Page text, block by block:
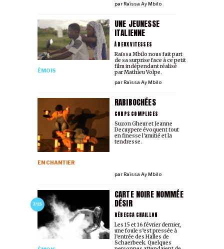
parRaïssa Ay Mbilo
UNE JEUNESSE
ITALIENNE
À DEUX VITESSES
ÉMOIS
parRaïssa Ay Mbilo
Raïssa Mbilo nous fait part
de sa surprise face à ce petit
film indépendant réalisé
par Mathieu Volpe.
RABIBOCHÉES
CORPS COMPLICES
EN CHANTIER
parRaïssa Ay Mbilo
Suzon Gheur et Jeanne
Decuypere évoquent tout
en finesse l'amitié et la
tendresse.
7/15
CARTE NOIRE NOMMÉE
DÉSIR
RÉBECCA CHAILLON
Les 15 et 16 février dernier,
une foule s’est pressée à
l’entrée des Halles de
Schaerbeek. Quelques